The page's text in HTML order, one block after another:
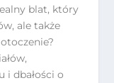
blat, który
ale także
i dbałości o